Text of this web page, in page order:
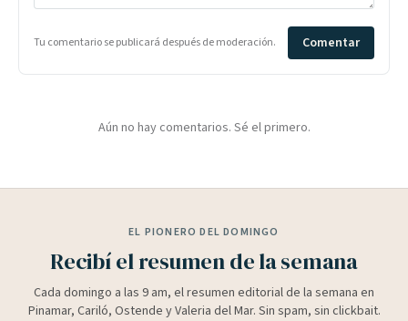
Tu comentario se publicará después de moderación. Comentar
Aún no hay comentarios. Sé el primero.
EL PIONERO DEL DOMINGO
Recibí el resumen de la semana
Cada domingo a las 9 am, el resumen editorial de la semana en
Pinamar, Cariló, Ostende y Valeria del Mar. Sin spam, sin clickbait.